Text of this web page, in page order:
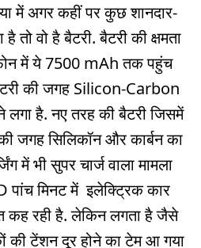
में अगर कहीं पर कुछ शानदार-
तो वो है बैटरी. बैटरी की क्षमता
में ये 7500 mAh तक पहुंच
की जगह Silicon-Carbon
है. नए तरह की बैटरी जिसमें
जगह सिलिकॉन और कार्बन का
में भी सुपर चार्ज वाला मामला
पांच मिनट में इलेक्ट्रिक कार
कह रही है. लेकिन लगता है जैसे
की टेंशन दूर होने का टेम आ गया